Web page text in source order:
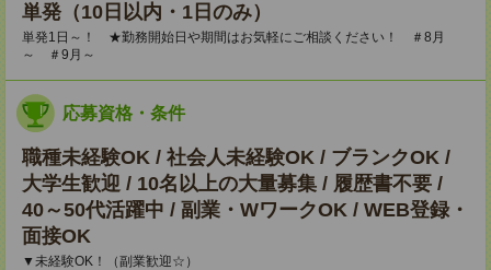
単発（10日以内・1日のみ）
単発1日～！ ★勤務開始日や期間はお気軽にご相談ください！ ＃8月
～ ＃9月～
応募資格・条件
職種未経験OK / 社会人未経験OK / ブランクOK /
大学生歓迎 / 10名以上の大量募集 / 履歴書不要 /
40～50代活躍中 / 副業・WワークOK / WEB登録・
面接OK
▼未経験OK！（副業歓迎☆）